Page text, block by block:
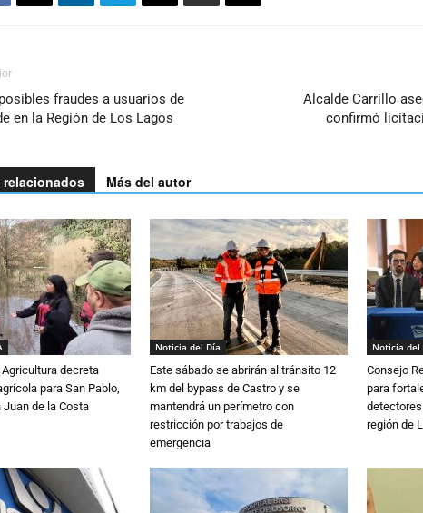
fraudes a usuarios de
en la Región de Los Lagos
Alcalde Carrillo
confirmó
Más del autor
decreta
para San Pablo,
Juan de la Costa
Noticia del Día
Este sábado se abrirán al tránsito 12
km del bypass de Castro y se
mantendrá un perímetro con
restricción por trabajos de
emergencia
Noticia del
Consejo
para
región de